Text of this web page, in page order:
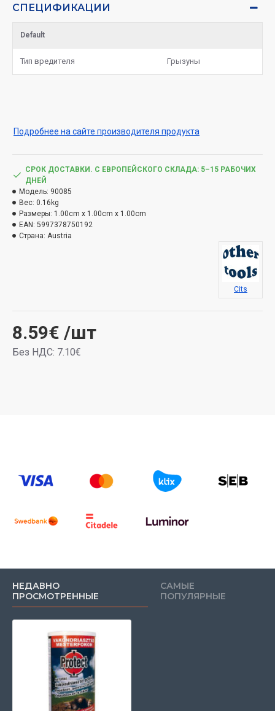
СПЕЦИФИКАЦИИ
Default
Тип вредителя Грызуны
Подробнее на сайте производителя продукта
8.59€ /шт
Без НДС: 7.10€
СРОК ДОСТАВКИ. С ЕВРОПЕЙСКОГО СКЛАДА: 5–15 РАБОЧИХ
ДНЕЙ
Модель: 90085
Вес: 0.16kg
Размеры: 1.00cm x 1.00cm x 1.00cm
EAN: 5997378750192
Страна: Austria
Cits
НЕДАВНО
ПРОСМОТРЕННЫЕ
САМЫЕ
ПОПУЛЯРНЫЕ